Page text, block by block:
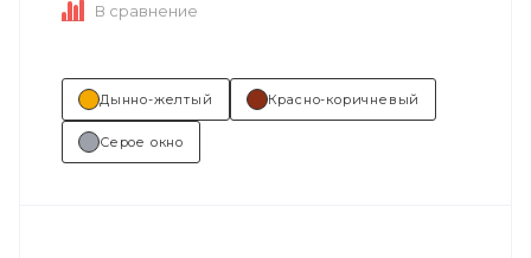
В сравнение
Дынно-желтый Красно-коричневый
Серое окно